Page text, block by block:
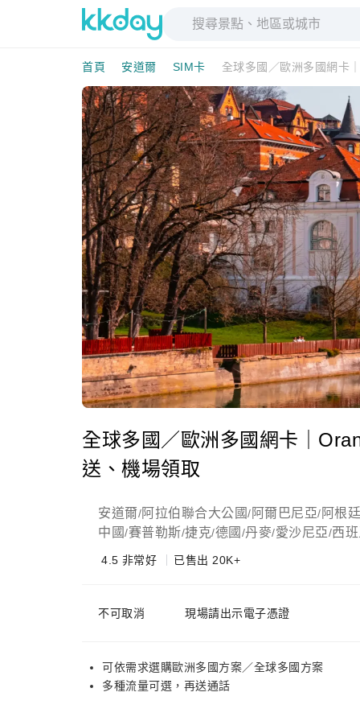
首頁 安道爾 SIM卡 全球多國／歐洲多國網卡
全球多國／歐洲多國網卡｜
送、機場領取
安道爾/阿拉伯聯合大公國/ 阿爾巴尼亞/ 阿根廷
中國/賽普勒斯/捷克/德國 /丹麥/愛沙尼亞/西
4.5 非常好 已售出 20K+
不可取消 現場請出示電子憑證
可依需求選購歐洲多國方案／全球多國方案
多種流量可選，再送通話